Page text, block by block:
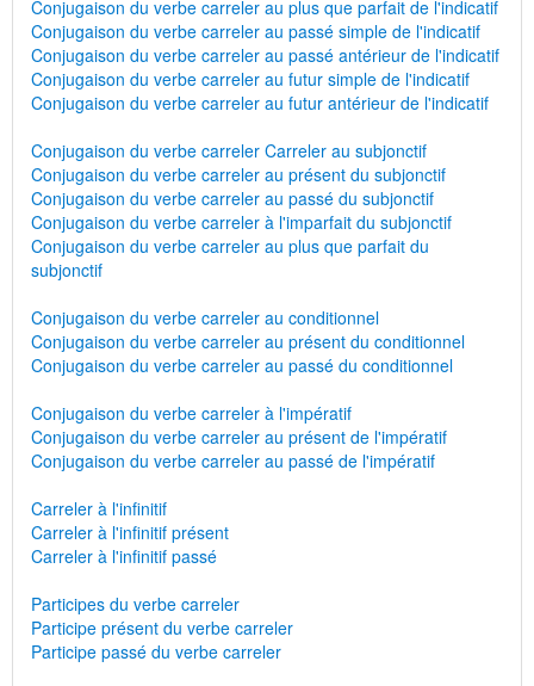
Conjugaison du verbe carreler au plus que parfait de l'indicatif
Conjugaison du verbe carreler au passé simple de l'indicatif
Conjugaison du verbe carreler au passé antérieur de l'indicatif
Conjugaison du verbe carreler au futur simple de l'indicatif
Conjugaison du verbe carreler au futur antérieur de l'indicatif
Conjugaison du verbe carreler Carreler au subjonctif
Conjugaison du verbe carreler au présent du subjonctif
Conjugaison du verbe carreler au passé du subjonctif
Conjugaison du verbe carreler à l'imparfait du subjonctif
Conjugaison du verbe carreler au plus que parfait du
subjonctif
Conjugaison du verbe carreler au conditionnel
Conjugaison du verbe carreler au présent du conditionnel
Conjugaison du verbe carreler au passé du conditionnel
Conjugaison du verbe carreler à l'impératif
Conjugaison du verbe carreler au présent de l'impératif
Conjugaison du verbe carreler au passé de l'impératif
Carreler à l'infinitif
Carreler à l'infinitif présent
Carreler à l'infinitif passé
Participes du verbe carreler
Participe présent du verbe carreler
Participe passé du verbe carreler